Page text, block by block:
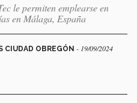
le permiten emplearse en
en Málaga, España
CIUDAD OBREGÓN - 19/09/2024